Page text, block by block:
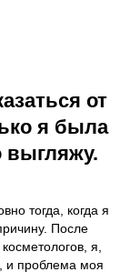
от
я была
выгляжу.
тогда, когда я
После
я,
и проблема моя